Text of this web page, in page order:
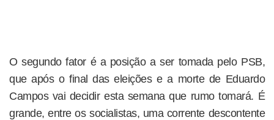
O segundo fator é a posição a ser tomada pelo PSB,
que após o final das eleições e a morte de Eduardo
Campos vai decidir esta semana que rumo tomará. É
grande, entre os socialistas, uma corrente descontente